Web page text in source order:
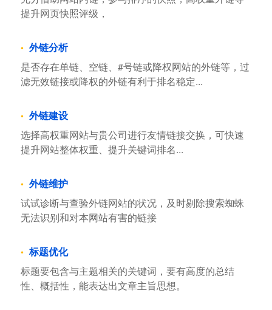
提升网页快照评级，
外链分析
是否存在单链、空链、#号链或降权网站的外链等，过
滤无效链接或降权的外链有利于排名稳定...
外链建设
选择高权重网站与贵公司进行友情链接交换，可快速
提升网站整体权重、提升关键词排名...
外链维护
试试诊断与查验外链网站的状况，及时剔除搜索蜘蛛
无法识别和对本网站有害的链接
标题优化
标题要包含与主题相关的关键词，要有高度的总结
性、概括性，能表达出文章主旨思想。